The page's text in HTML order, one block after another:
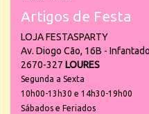
Artigos de Festa
LOJA FESTASPARTY
Av. Diogo Cão, 16B - Infantado
2670-327 LOURES
Segunda a Sexta
10h00-13h30 e 14h30-19h00
Sábados e Feriados